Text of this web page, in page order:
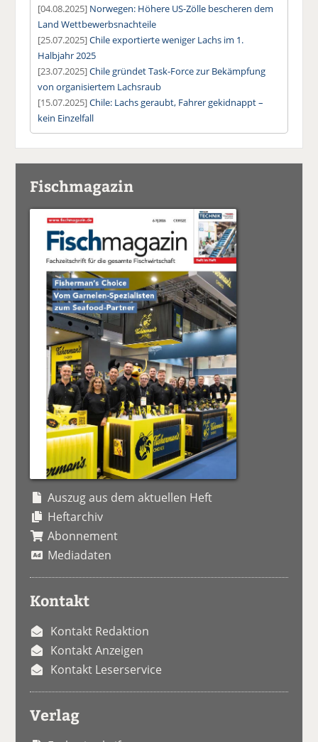
[04.08.2025] Norwegen: Höhere US-Zölle bescheren dem
Land Wettbewerbsnachteile
[25.07.2025]Chile exportierte weniger Lachs im 1.
Halbjahr 2025
[23.07.2025]Chile gründet Task-Force zur Bekämpfung
von organisiertem Lachsraub
[15.07.2025]Chile: Lachs geraubt, Fahrer gekidnappt –
kein Einzelfall
Fischmagazin
Auszug aus dem aktuellen Heft
Heftarchiv
Abonnement
Mediadaten
Kontakt
Kontakt Redaktion
Kontakt Anzeigen
Kontakt Leserservice
Verlag